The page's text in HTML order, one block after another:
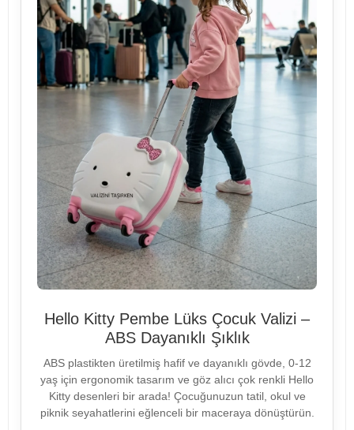
Hello Kitty Pembe Lüks Çocuk Valizi –
ABS Dayanıklı Şıklık
ABS plastikten üretilmiş hafif ve dayanıklı gövde, 0-12
yaş için ergonomik tasarım ve göz alıcı çok renkli Hello
Kitty desenleri bir arada! Çocuğunuzun tatil, okul ve
piknik seyahatlerini eğlenceli bir maceraya dönüştürün.